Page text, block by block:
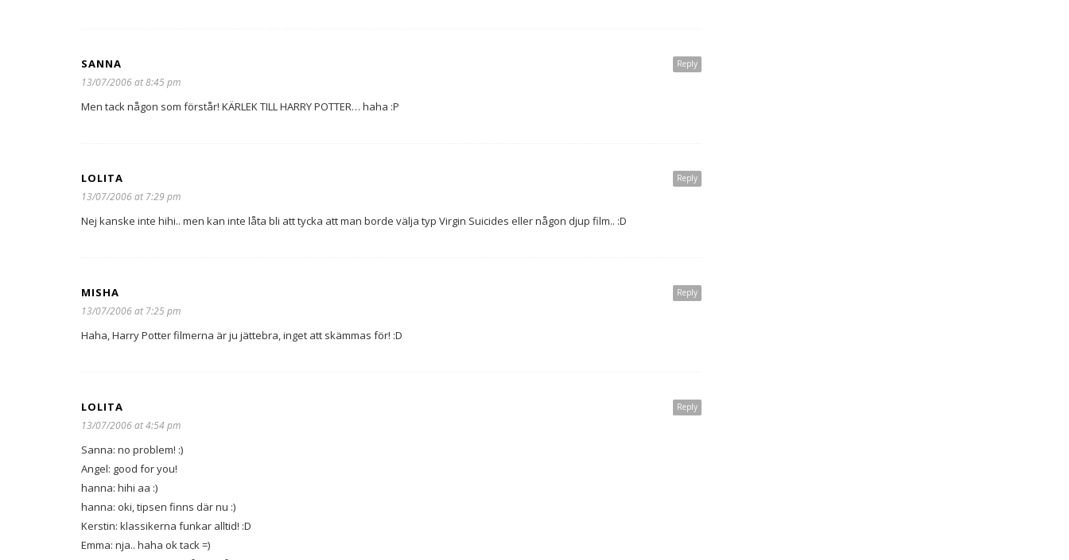
Reply
SANNA
13/07/2006 at 8:45 pm
Men tack någon som förstår! KÄRLEK TILL HARRY POTTER… haha :P
Reply
LOLITA
13/07/2006 at 7:29 pm
Nej kanske inte hihi.. men kan inte låta bli att tycka att man borde välja typ Virgin Suicides eller någon djup film.. :D
Reply
MISHA
13/07/2006 at 7:25 pm
Haha, Harry Potter filmerna är ju jättebra, inget att skämmas för! :D
Reply
LOLITA
13/07/2006 at 4:54 pm
Sanna: no problem! :)
Angel: good for you!
hanna: hihi aa :)
hanna: oki, tipsen finns där nu :)
Kerstin: klassikerna funkar alltid! :D
Emma: nja.. haha ok tack =)